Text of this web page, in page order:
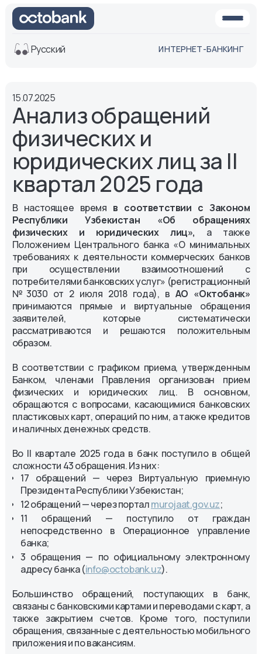
Обычная
версия
Черно-
белая
версия
Озвучить
Размер шрифта
Aa -
Aa
Aa +
Русский ИНТЕРНЕТ-БАНКИНГ
15.07.2025
Анализ обращений
физических и
юридических лиц за II
квартал 2025 года
В настоящее время в соответствии с Законом
Республики Узбекистан «Об обращениях
физических и юридических лиц», а также
Положением Центрального банка «О минимальных
требованиях к деятельности коммерческих банков
при осуществлении взаимоотношений с
потребителями банковских услуг» (регистрационный
№3030 от 2 июля 2018 года), в АО «Oктобанк»
принимаются прямые и виртуальные обращения
заявителей, которые систематически
рассматриваются и решаются положительным
образом.
В соответствии с графиком приема, утвержденным
Банком, членами Правления организован прием
физических и юридических лиц. В основном,
обращаются с вопросами, касающимися банковских
пластиковых карт, операций по ним, а также кредитов
и наличных денежных средств.
Во II квартале 2025 года в банк поступило в общей
сложности 43 обращения. Из них:
17 обращений — через Виртуальную приемную
Президента Республики Узбекистан;
12 обращений — через порталmurojaat.gov.uz;
11 обращений — поступило от граждан
непосредственно в Операционное управление
банка;
3 обращения — по официальному электронному
адресу банка (info@octobank.uz).
Большинство обращений, поступающих в банк,
связаны с банковскими картами и переводами с карт, а
также закрытием счетов. Кроме того, поступили
обращения, связанные с деятельностью мобильного
приложения и по вакансиям.